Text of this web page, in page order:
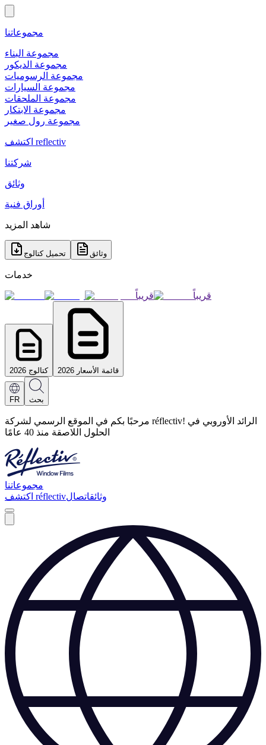
مجموعاتنا
مجموعة البناء
مجموعة الديكور
مجموعة الرسوميات
مجموعة السيارات
مجموعة الملحقات
مجموعة الابتكار
مجموعة رول صغير
اكتشف reflectiv
شركتنا
وثائق
أوراق فنية
شاهد المزيد
تحميل كتالوج وثائق
خدمات
قريباً قريباً
كتالوج 2026 قائمة الأسعار 2026
FR بحث
مرحبًا بكم في الموقع الرسمي لشركة réflectiv! الرائد الأوروبي في
الحلول اللاصقة منذ 40 عامًا
مجموعاتنا
اكتشف réflectiv
وثائقاتصال